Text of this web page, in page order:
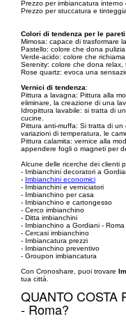
Prezzo per imbiancatura
Prezzo per stuccatura e
Colori di tendenza per le pareti:
Mimosa: capace di trasformare
Pastello: colore che dona
Verde-acido: colore che richiama
Serenity: colore che dona relax,
Rose quartz: evoca una
Vernici di tendenza:
Pittura a lavagna: Pittura alla
eliminare, la creazione di una
Idropittura lavabile: si tratta di
cucine.
Pittura anti-muffa: Si tratta di
variazioni di temperatura, le
Pittura calamita: vernice alla
appendere fogli o magneti per
Alcune delle ricerche dei clienti
- Imbianchini decoratori a
- Imbianchini economici
- Imbianchini e verniciatori
- Imbianchino per casa
- Imbianchino e cartongesso
- Cerco imbianchino
- Ditta imbianchini
- Imbianchino a Gordiani - Roma
- Cercasi imbianchino
- Imbiancatura prezzi
- Imbianchino preventivo
- Groupon imbiancatura
Con Cronoshare, puoi trovare
tua città.
QUANTO COSTA
- Roma?